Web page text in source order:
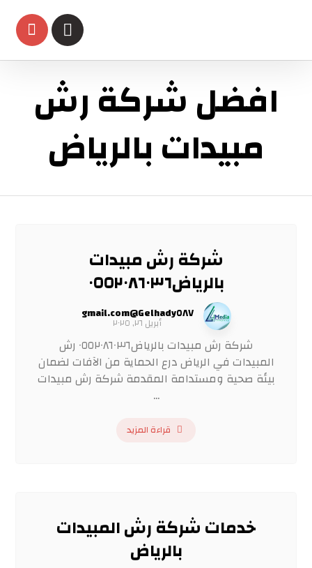
افضل شركة رش
مبيدات بالرياض
شركة رش مبيدات
بالرياض٠٥٥٢٠٨٦٠٣٦
Gelhady٥٨٧@gmail.com
أبريل ٢٦, ٢٠٢٥
شركة رش مبيدات بالرياض٠٥٥٢٠٨٦٠٣٦ رش
المبيدات في الرياض درع الحماية من الآفات لضمان
بيئة صحية ومستدامة المقدمة شركة رش مبيدات
...
قراءة المزيد
خدمات شركة رش المبيدات
بالرياض